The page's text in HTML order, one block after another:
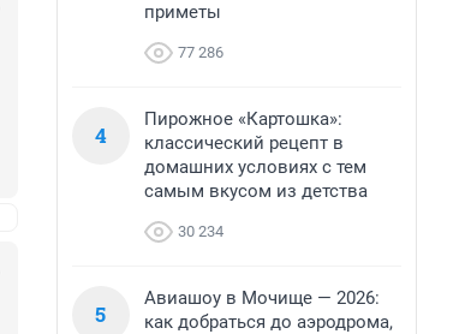
приметы
77 286
4
Пирожное «Картошка»:
классический рецепт в
домашних условиях с тем
самым вкусом из детства
30 234
5
Авиашоу в Мочище — 2026:
как добраться до аэродрома,